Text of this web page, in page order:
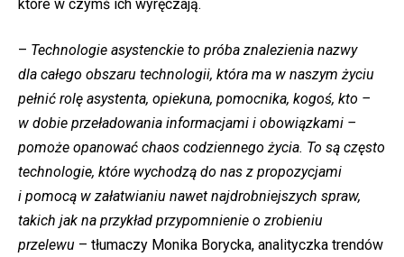
które w czymś ich wyręczają.
– Technologie asystenckie to próba znalezienia nazwy
dla całego obszaru technologii, która ma w naszym życiu
pełnić rolę asystenta, opiekuna, pomocnika, kogoś, kto –
w dobie przeładowania informacjami i obowiązkami –
pomoże opanować chaos codziennego życia. To są często
technologie, które wychodzą do nas z propozycjami
i pomocą w załatwianiu nawet najdrobniejszych spraw,
takich jak na przykład przypomnienie o zrobieniu
przelewu – tłumaczy Monika Borycka, analityczka trendów